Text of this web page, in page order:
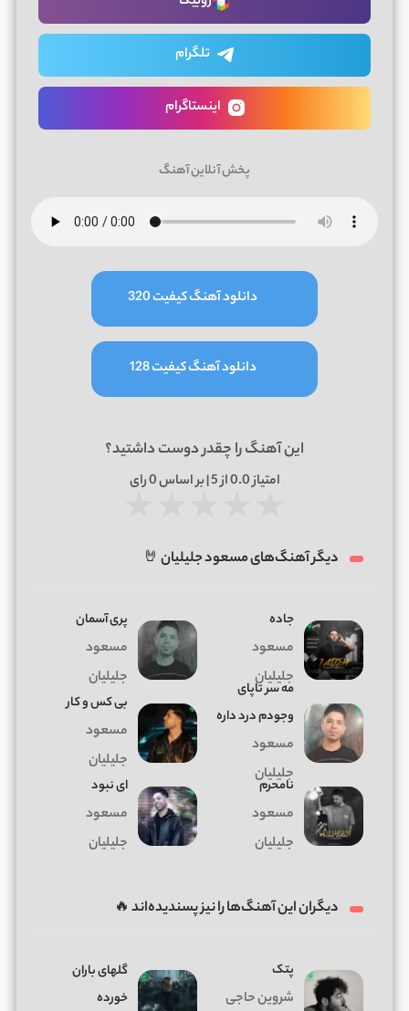
تلگرام
اینستاگرام
پخش آنلاین آهنگ
دانلود آهنگ کیفیت 320
دانلود آهنگ کیفیت 128
این آهنگ را چقدر دوست داشتید؟
امتیاز0.0از 5 | بر اساس 0رای
دیگر آهنگ‌های مسعود جلیلیان 🤘
جاده
مسعود
جلیلیان
پری آسمان
مسعود
جلیلیان
ﻣﻪ ﺳﺮ ﺗﺎﭘﺎی
وﺟﻮدم درد داره
مسعود
جلیلیان
بی کس و کار
مسعود
جلیلیان
نامحرم
مسعود
جلیلیان
ای نبود
مسعود
جلیلیان
دیگران این آهنگ‌ها را نیز پسندیده‌اند 🔥
پتک
شروین حاجی
گلهای باران
خورده